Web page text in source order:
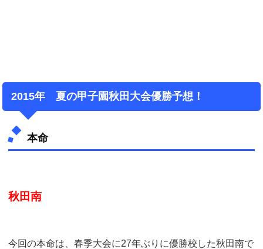
2015年 夏の甲子園秋田大会優勝予想！
本命
秋田南
今回の本命は、春季大会に27年ぶりに優勝校した秋田南で